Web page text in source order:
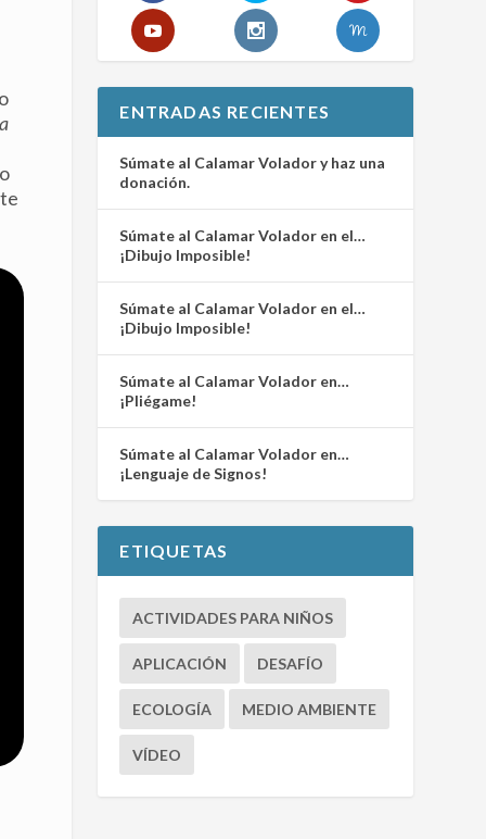
ENTRADAS RECIENTES
Súmate al Calamar Volador y haz una
donación.
Súmate al Calamar Volador en el…
¡Dibujo Imposible!
Súmate al Calamar Volador en el…
¡Dibujo Imposible!
Súmate al Calamar Volador en…
¡Pliégame!
Súmate al Calamar Volador en…
¡Lenguaje de Signos!
ETIQUETAS
ACTIVIDADES PARA NIÑOS
APLICACIÓN DESAFÍO
ECOLOGÍA MEDIO AMBIENTE
VÍDEO